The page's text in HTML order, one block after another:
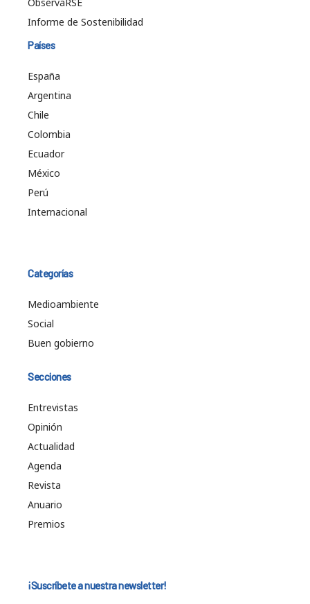
Informe de Sostenibilidad
Países
España
Argentina
Chile
Colombia
Ecuador
México
Perú
Internacional
Categorías
Medioambiente
Social
Buen gobierno
Secciones
Entrevistas
Opinión
Actualidad
Agenda
Revista
Anuario
Premios
¡Suscríbete a nuestra newsletter!